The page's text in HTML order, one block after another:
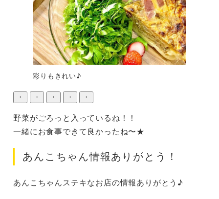
彩りもきれい♪
・ ・ ・ ・ ・
野菜がごろっと入っているね！！
一緒にお食事できて良かったね〜★
あんこちゃん情報ありがとう！
あんこちゃんステキなお店の情報ありがとう♪